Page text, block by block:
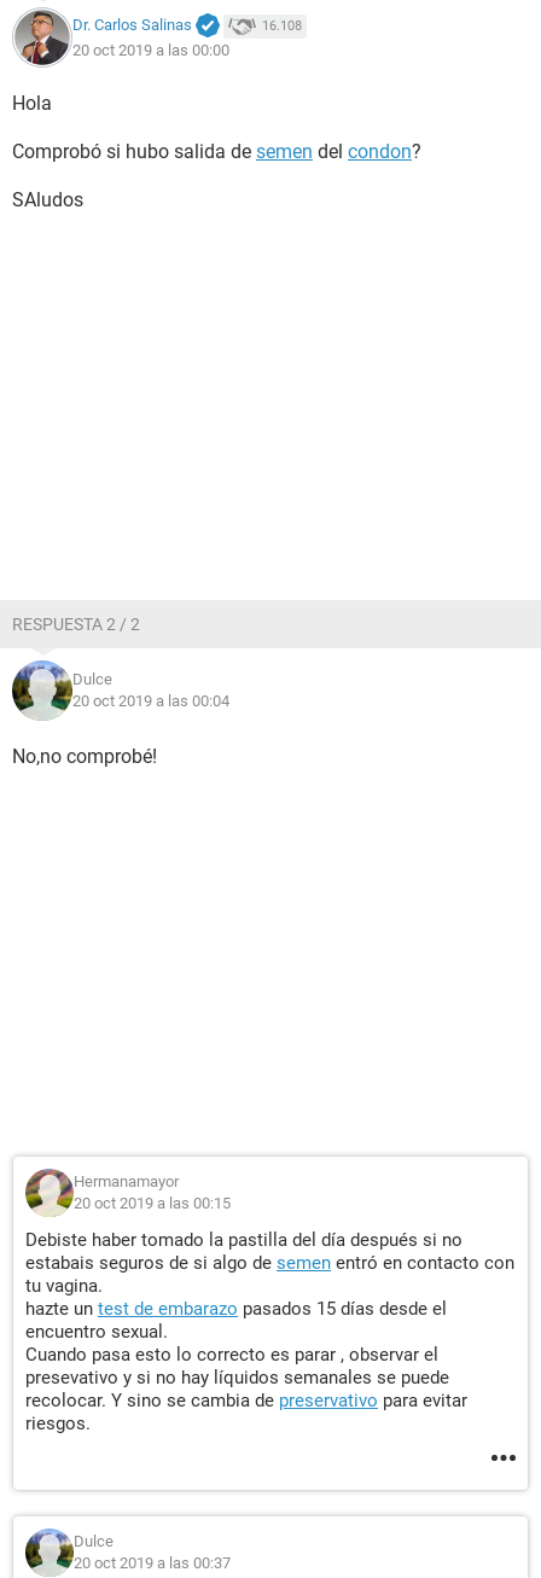
Dr. Carlos Salinas 16.108
20 oct 2019 a las 00:00
Hola
Comprobó si hubo salida de semen del condon?
SAludos
RESPUESTA 2 / 2
Dulce
20 oct 2019 a las 00:04
No,no comprobé!
Hermanamayor
20 oct 2019 a las 00:15
Debiste haber tomado la pastilla del día después si no
estabais seguros de si algo de semen entró en contacto con
tu vagina.
hazte un test de embarazo pasados 15 días desde el
encuentro sexual.
Cuando pasa esto lo correcto es parar , observar el
presevativo y si no hay líquidos semanales se puede
recolocar. Y sino se cambia de preservativo para evitar
riesgos.
Dulce
20 oct 2019 a las 00:37